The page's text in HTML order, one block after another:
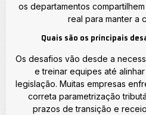
os departamentos
real para manter a
Quais são os principais
Os desafios vão desde a
e treinar equipes até
legislação. Muitas empresas
correta parametrização
prazos de transição e